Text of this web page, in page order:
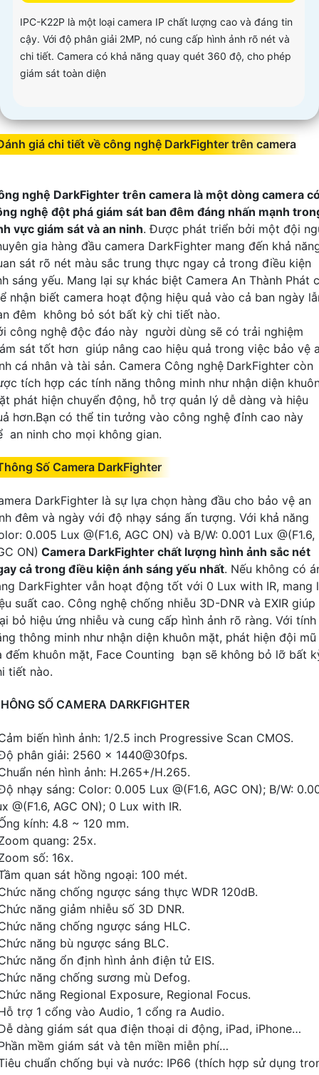
IPC-K22P là một loại camera IP chất lượng cao và đáng tin
cậy. Với độ phân giải 2MP, nó cung cấp hình ảnh rõ nét và
chi tiết. Camera có khả năng quay quét 360 độ, cho phép
giám sát toàn diện
giá chi tiết về công nghệ DarkFighter trên camera
nghệ DarkFighter trên camera là một dòng camera
nghệ đột phá giám sát ban đêm đáng nhấn mạnh
vực giám sát và an ninh. Được phát triển bởi một đội
gia hàng đầu camera DarkFighter mang đến khả
sát rõ nét màu sắc trung thực ngay cả trong điều kiện
sáng yếu. Mang lại sự khác biệt Camera An Thành Phát
nhận biết camera hoạt động hiệu quả vào cả ban ngày
đêm không bỏ sót bất kỳ chi tiết nào.
công nghệ độc đáo này người dùng sẽ có trải nghiệm
sát tốt hơn giúp nâng cao hiệu quả trong việc bảo vệ
cá nhân và tài sản. Camera Công nghệ DarkFighter còn
tích hợp các tính năng thông minh như nhận diện
phát hiện chuyển động, hỗ trợ quản lý dễ dàng và hiệu
hơn.Bạn có thể tin tưởng vào công nghệ đỉnh cao này
an ninh cho mọi không gian.
Số Camera DarkFighter
DarkFighter là sự lựa chọn hàng đầu cho bảo vệ an
đêm và ngày với độ nhạy sáng ấn tượng. Với khả năng
0.005 Lux @(F1.6, AGC ON) và B/W: 0.001 Lux @(F1.6,
ON) Camera DarkFighter chất lượng hình ảnh sắc nét
cả trong điều kiện ánh sáng yếu nhất. Nếu không có
DarkFighter vẫn hoạt động tốt với 0 Lux with IR, mang
suất cao. Công nghệ chống nhiễu 3D-DNR và EXIR giúp
bỏ hiệu ứng nhiễu và cung cấp hình ảnh rõ ràng. Với tính
thông minh như nhận diện khuôn mặt, phát hiện đội mũ
đếm khuôn mặt, Face Counting bạn sẽ không bỏ lỡ bất
tiết nào.
SỐ CAMERA DARKFIGHTER
biến hình ảnh: 1/2.5 inch Progressive Scan CMOS.
phân giải: 2560 × 1440@30fps.
nén hình ảnh: H.265+/H.265.
nhạy sáng: Color: 0.005 Lux @(F1.6, AGC ON); B/W:
@(F1.6, AGC ON); 0 Lux with IR.
kính: 4.8 ~ 120 mm.
quang: 25x.
số: 16x.
quan sát hồng ngoại: 100 mét.
năng chống ngược sáng thực WDR 120dB.
năng giảm nhiễu số 3D DNR.
năng chống ngược sáng HLC.
năng bù ngược sáng BLC.
năng ổn định hình ảnh điện tử EIS.
năng chống sương mù Defog.
năng Regional Exposure, Regional Focus.
trợ 1 cổng vào Audio, 1 cổng ra Audio.
dàng giám sát qua điện thoại di động, iPad, iPhone…
mềm giám sát và tên miền miễn phí…
chuẩn chống bụi và nước: IP66 (thích hợp sử dụng